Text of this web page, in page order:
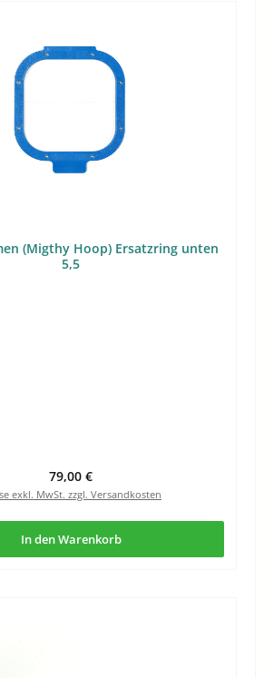
(Migthy Hoop) Ersatzring unten
5,5
Regulärer Preis:
79,00 €
exkl. MwSt. zzgl. Versandkosten
In den Warenkorb